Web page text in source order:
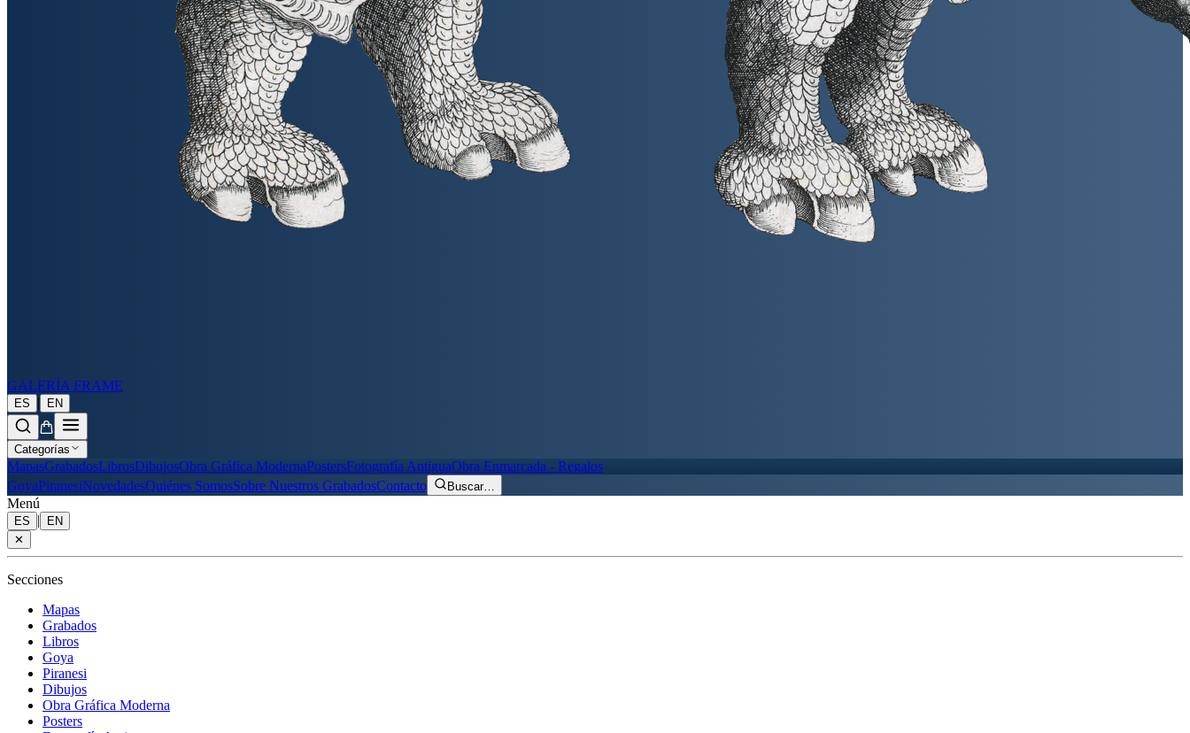
GALERÍA FRAME
ES | EN
Categorías
MapasGrabadosLibrosDibujosObra Gráfica ModernaPostersFotografía AntiguaObra Enmarcada - Regalos
GoyaPiranesiNovedadesQuiénes SomosSobre Nuestros GrabadosContacto Buscar…
Menú
ES |
EN
✕
Secciones
Mapas
Grabados
Libros
Goya
Piranesi
Dibujos
Obra Gráfica Moderna
Posters